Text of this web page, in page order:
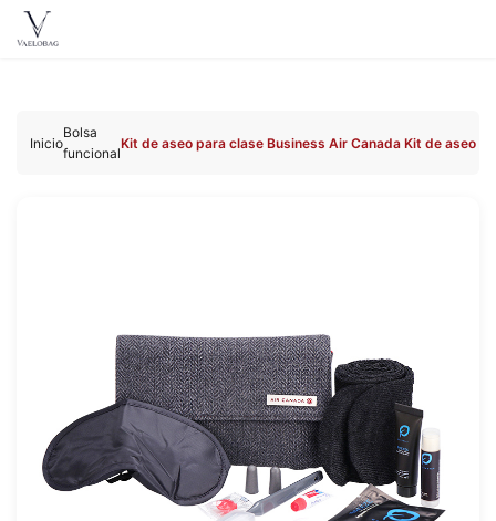
contenido
Vaelobag
Inicio
Bolsa
funcional
Kit de aseo para clase Business Air Canada Kit de aseo